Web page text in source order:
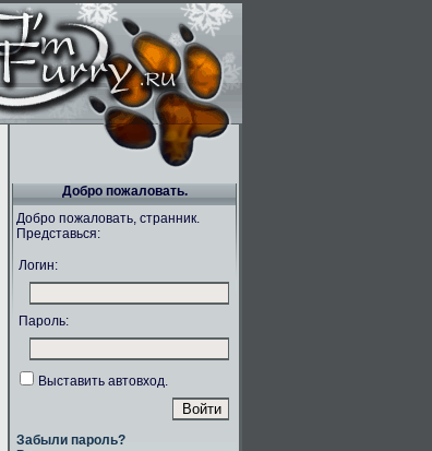
Добро пожаловать.
Добро пожаловать, странник.
Представься:
Логин:
Пароль:
Выставить автовход.
Забыли пароль?